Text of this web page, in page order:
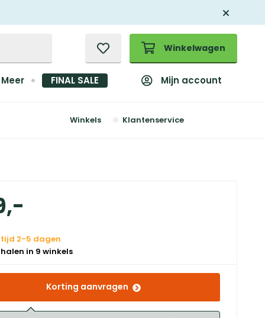
Winkelwagen
Meer FINAL SALE Mijn account
Winkels Klantenservice
,-
2-5 dagen
in 9 winkels
Korting aanvragen